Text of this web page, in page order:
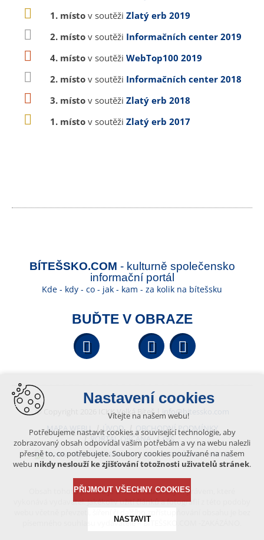
1. místo v soutěži Zlatý erb 2019
2. místo v soutěži Informačních center 2019
4. místo v soutěži WebTop100 2019
2. místo v soutěži Informačních center 2018
3. místo v soutěži Zlatý erb 2018
1. místo v soutěži Zlatý erb 2017
BÍTEŠSKO.COM - kulturně společensko
informační portál
Kde - kdy - co - jak - kam - za kolik na bítešsku
BUĎTE V OBRAZE
Facebook YouTube
© Copyright 2026 ICKK Velká Bíteš |
info@bitessko.com
MAPA WEBU
ÚVOD
OBCHODNÍ PODMÍNKY
PORTÁL OBČANA
GIS
VYTVOŘENO V XART.CZ
Obsah tohoto portálu je chráněn autorským právem, které
vykonává vydavatel. Jakékoliv užití článků a fotografií z této podoby
písemného souhlasu vydavatele – BÍTEŠSKO.COM -ZAKÁZÁNO.
Nastavení cookies
Vítejte na našem webu!
Potřebujeme nastavit cookies a související technologie, aby
zobrazovaný obsah odpovídal vašim potřebám a vy na webu nalezli
přesně to, co potřebujete. Soubory cookies používané na našem
webu nikdy neslouží ke zjišťování totožnosti uživatelů stránek.
PŘIJMOUT VŠECHNY COOKIES
NASTAVIT